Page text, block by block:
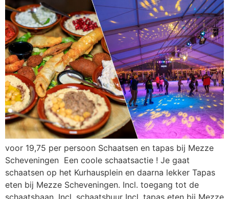
voor 19,75 per persoon Schaatsen en tapas bij Mezze
Scheveningen Een coole schaatsactie ! Je gaat
schaatsen op het Kurhausplein en daarna lekker Tapas
eten bij Mezze Scheveningen. Incl. toegang tot de
schaatsbaan. Incl. schaatshuur Incl. tapas eten bij Mezze